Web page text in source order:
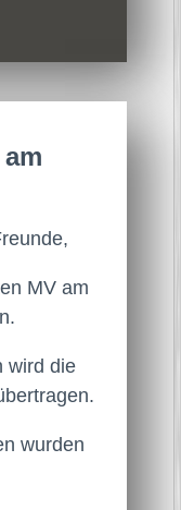
MV am
wird die
wurden